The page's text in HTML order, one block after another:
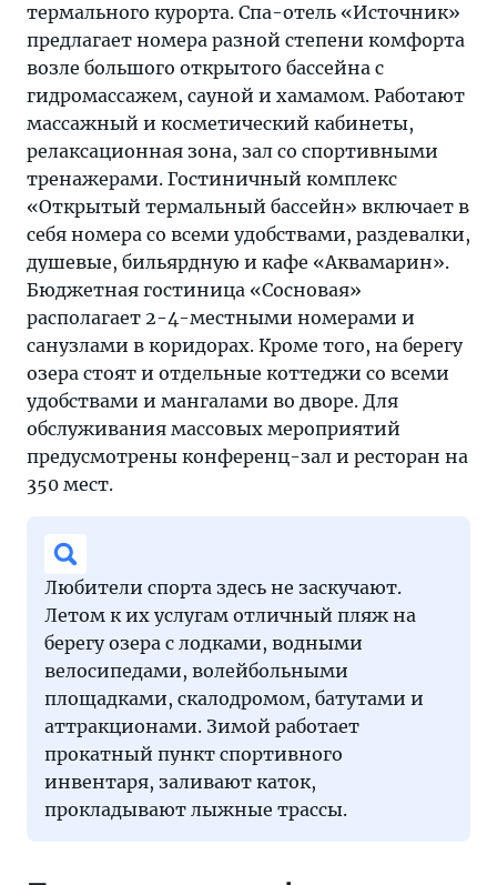
термального курорта. Спа-отель «Источник»
предлагает номера разной степени комфорта
возле большого открытого бассейна с
гидромассажем, сауной и хамамом. Работают
массажный и косметический кабинеты,
релаксационная зона, зал со спортивными
тренажерами. Гостиничный комплекс
«Открытый термальный бассейн» включает в
себя номера со всеми удобствами, раздевалки,
душевые, бильярдную и кафе «Аквамарин».
Бюджетная гостиница «Сосновая»
располагает 2-4-местными номерами и
санузлами в коридорах. Кроме того, на берегу
озера стоят и отдельные коттеджи со всеми
удобствами и мангалами во дворе. Для
обслуживания массовых мероприятий
предусмотрены конференц-зал и ресторан на
350 мест.
Любители спорта здесь не заскучают.
Летом к их услугам отличный пляж на
берегу озера с лодками, водными
велосипедами, волейбольными
площадками, скалодромом, батутами и
аттракционами. Зимой работает
прокатный пункт спортивного
инвентаря, заливают каток,
прокладывают лыжные трассы.